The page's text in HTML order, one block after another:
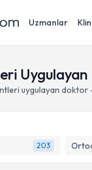
Uzmanlar
uygulayan doktor
203